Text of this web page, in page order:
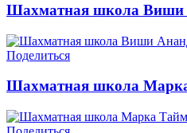
Шахматная школа Виши
Поделиться
Шахматная школа